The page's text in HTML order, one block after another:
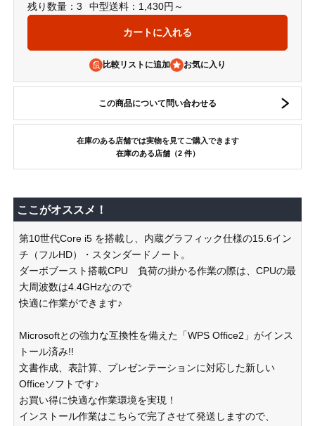
残り数量：3 中型送料：1,430円～
比較リストに追加
この商品について問い合わせる
在庫のある店舗では実物を見てご購入できます
在庫のある店舗（2 件）
ここがオススメ！
第10世代Core i5 を搭載し、内蔵グラフィック仕様の15.6イン
チ（フルHD）・スタンダードノート。
ダーボブースト搭載CPU 負荷の掛かる作業の際は、CPUの最
大周波数は4.4GHzなので
快適に作業ができます♪
Microsoftとの強力な互換性を備えた「WPS Office2」がインス
トール済み!!
文書作成、表計算、プレゼンテーションに対応した新しい
Officeソフトです♪
お買い得に快適な作業環境を実現！
インストール作業はこちらで完了させて発送しますので、